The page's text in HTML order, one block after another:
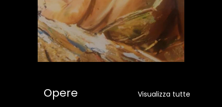
Visualizza tutte
Opere